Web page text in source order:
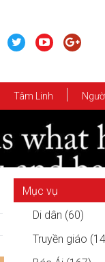
Tâm Linh
Mục vụ
Di dân (60)
Truyền giáo